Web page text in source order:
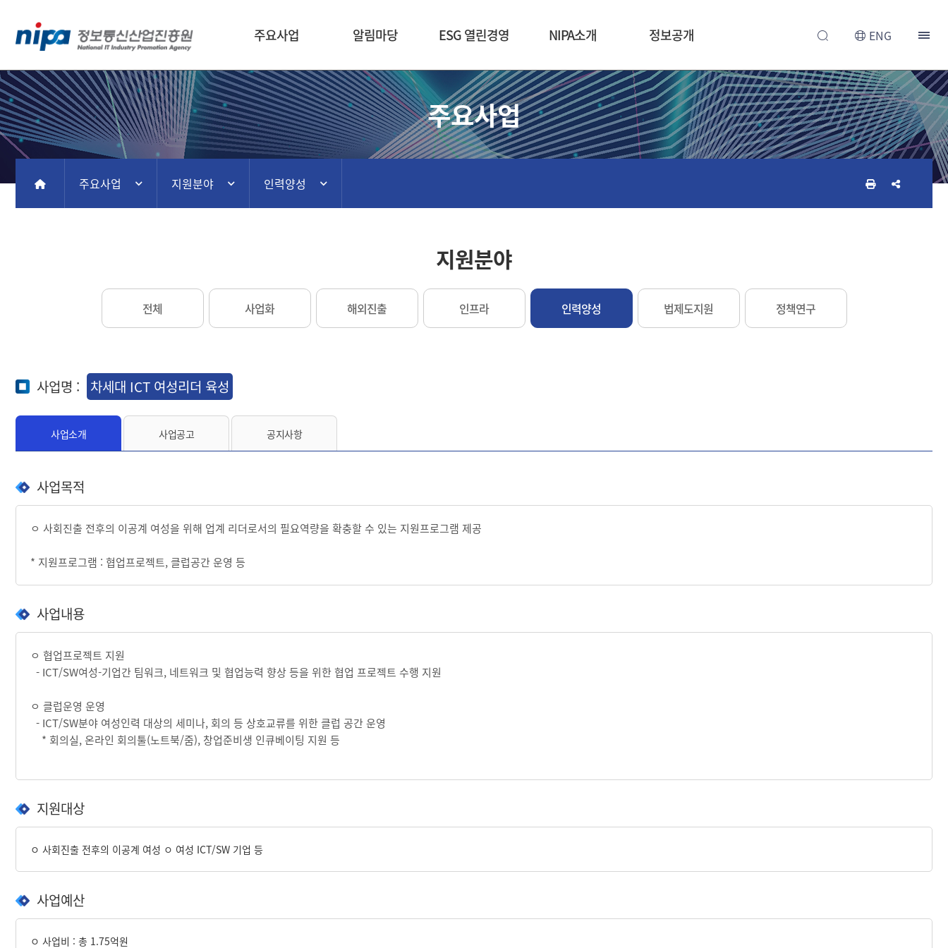
주요사업 알림마당 ESG 열린경영 NIPA소개 정보공개 ENG
주요사업
홈 주요사업 지원분야 인력양성 인
쇄
기
공
유
기
지원분야
전체 사업화 해외진출 인프라 인력양성 법제도지원 정책연구
사업명 : 차세대 ICT 여성리더 육성
사업소개 사업공고 공지사항
사업목적
ㅇ 사회진출 전후의 이공계 여성을 위해 업계 리더로서의 필요역량을 확충할 수 있는 지원프로그램 제공
* 지원프로그램 : 협업프로젝트,클럽공간 운영 등
사업내용
ㅇ 협업프로젝트 지원
- ICT/SW여성-기업간 팀워크, 네트워크 및 협업능력 향상 등을 위한 협업 프로젝트 수행 지원
ㅇ 클럽운영 운영
- ICT/SW분야 여성인력 대상의 세미나, 회의 등 상호교류를 위한 클럽 공간 운영
* 회의실, 온라인 회의툴(노트북/줌), 창업준비생 인큐베이팅 지원 등
지원대상
ㅇ 사회진출 전후의 이공계 여성 ㅇ 여성 ICT/SW 기업 등
사업예산
ㅇ 사업비 : 총 1.75억원